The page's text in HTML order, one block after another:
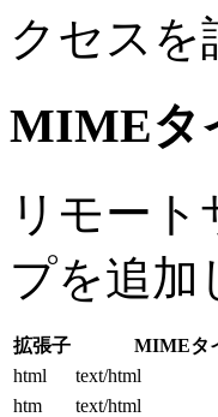
クセスを
MIMEタ
リモー
プを追加
拡張子 MIMEタ
html
text/html
htm
text/html